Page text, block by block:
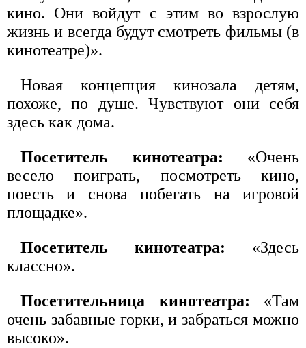
кино. Они войдут с этим во взрослую
жизнь и всегда будут смотреть фильмы (в
кинотеатре)».
Новая концепция кинозала детям,
похоже, по душе. Чувствуют они себя
здесь как дома.
Посетитель кинотеатра: «Очень
весело поиграть, посмотреть кино,
поесть и снова побегать на игровой
площадке».
Посетитель кинотеатра: «Здесь
классно».
Посетительница кинотеатра: «Там
очень забавные горки, и забраться можно
высоко».